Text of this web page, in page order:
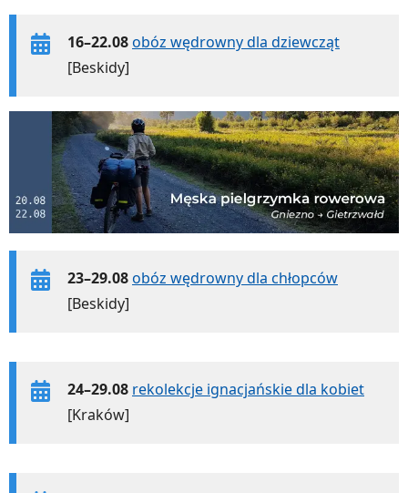
16–22.08obóz wędrowny dla dziewcząt
[Beskidy]
23–29.08obóz wędrowny dla chłopców
[Beskidy]
24–29.08 rekolekcje ignacjańskie dla kobiet
[Kraków]